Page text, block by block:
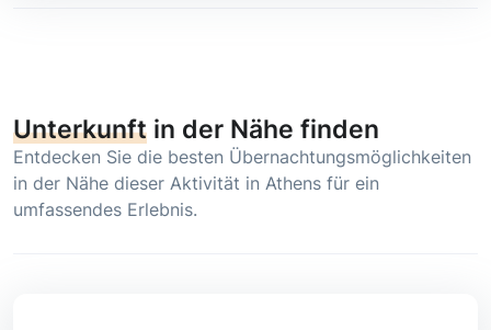
Unterkunft in der Nähe finden
Entdecken Sie die besten Übernachtungsmöglichkeiten
in der Nähe dieser Aktivität in Athens für ein
umfassendes Erlebnis.